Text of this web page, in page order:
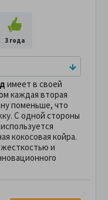
3 года
имеет в своей
каждая вторая
поменьше, что
С одной стороны
кокосовая койра.
и